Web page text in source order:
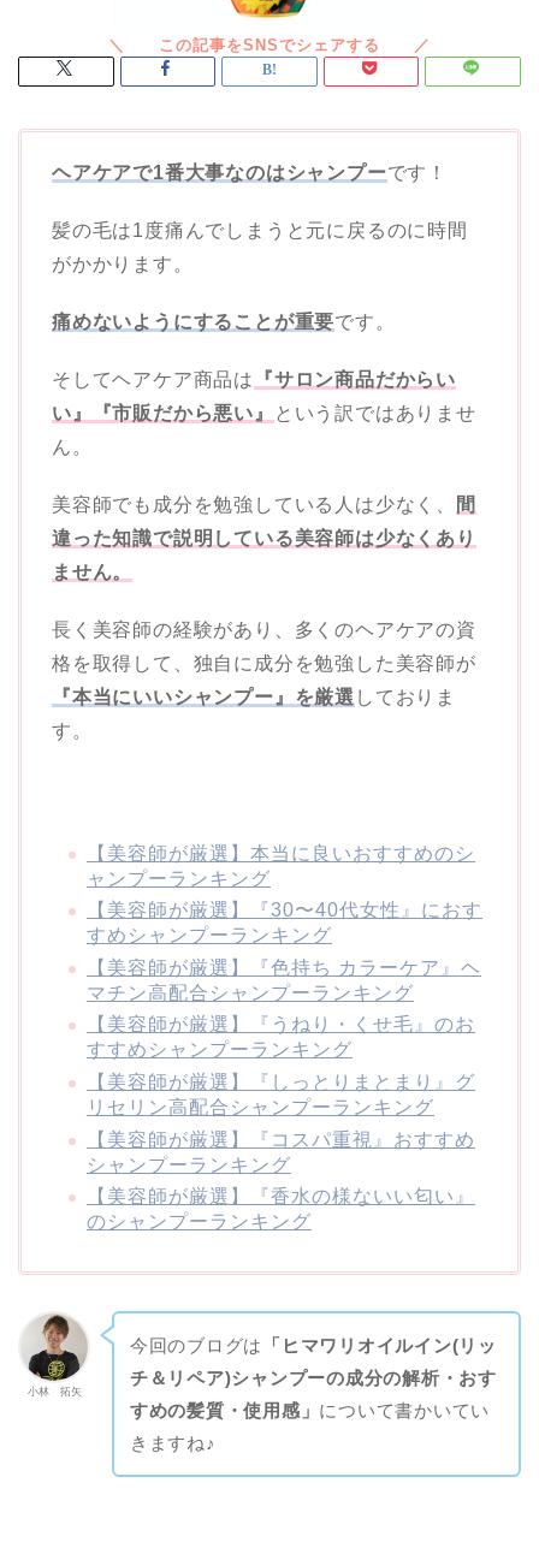
ヘアケアで1番大事なのはシャンプーです！
髪の毛は1度痛んでしまうと元に戻るのに時間
がかかります。
痛めないようにすることが重要です。
そしてヘアケア商品は
『サロン商品だからい
い』『市販だから悪い』
という訳ではありませ
ん。
美容師でも成分を勉強している人は少なく、
間
違った知識で説明している美容師は少なくあり
ません。
長く美容師の経験があり、多くのヘアケアの資
格を取得して、独自に成分を勉強した美容師が
『本当にいいシャンプー』を厳選 しておりま
す。
【美容師が厳選】本当に良いおすすめのシ
ャンプーランキング
【美容師が厳選】『30〜40代女性』におす
すめシャンプーランキング
【美容師が厳選】『色持ち カラーケア』ヘ
マチン高配合シャンプーランキング
【美容師が厳選】『うねり・くせ毛』のお
すすめシャンプーランキング
【美容師が厳選】『しっとりまとまり』グ
リセリン高配合シャンプーランキング
【美容師が厳選】『コスパ重視』おすすめ
シャンプーランキング
【美容師が厳選】『香水の様ないい匂い』
のシャンプーランキング
小林 拓矢
今回のブログは
「ヒマワリオイルイン(リッ
チ＆リペア)シャンプーの成分の解析・おす
すめの髪質・使用感」 について書かいてい
きますね♪